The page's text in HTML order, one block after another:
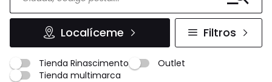
Localíceme Filtros
Tienda Rinascimento
Outlet
Tienda multimarca